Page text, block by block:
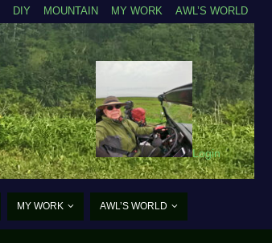
DIY MOUNTAIN MY WORK AWL’S WORLD
Login
MY WORK AWL’S WORLD